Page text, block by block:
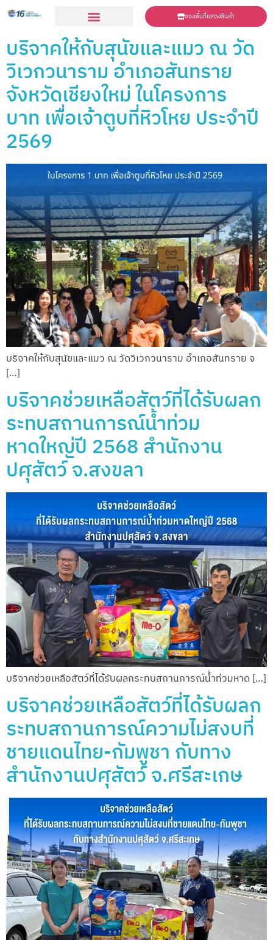
จองพื้นที่แสดงสินค้า
บริจาคให้กับสุนัขและแมว ณ วัด
วิเวกวนาราม อำเภอสันทราย
จังหวัดเชียงใหม่ ในโครงการ
บาท เพื่อเจ้าตูบที่หิวโหย ประจำปี
2569
บริจาคให้กับสุนัขและแมว ณ วัดวิเวกวนาราม อำเภอสันทราย จ
[…]
บริจาคช่วยเหลือสัตว์ที่ได้รับผลก
ระทบสถานการณ์น้ำท่วม
หาดใหญ่ปี 2568 สำนักงาน
ปศุสัตว์ จ.สงขลา
บริจาคช่วยเหลือสัตว์ที่ได้รับผลกระทบสถานการณ์น้ำท่วมหาด […]
บริจาคช่วยเหลือสัตว์ที่ได้รับผลก
ระทบสถานการณ์ความไม่สงบที่
ชายแดนไทย-กัมพูชา กับทาง
สำนักงานปศุสัตว์ จ.ศรีสะเกษ